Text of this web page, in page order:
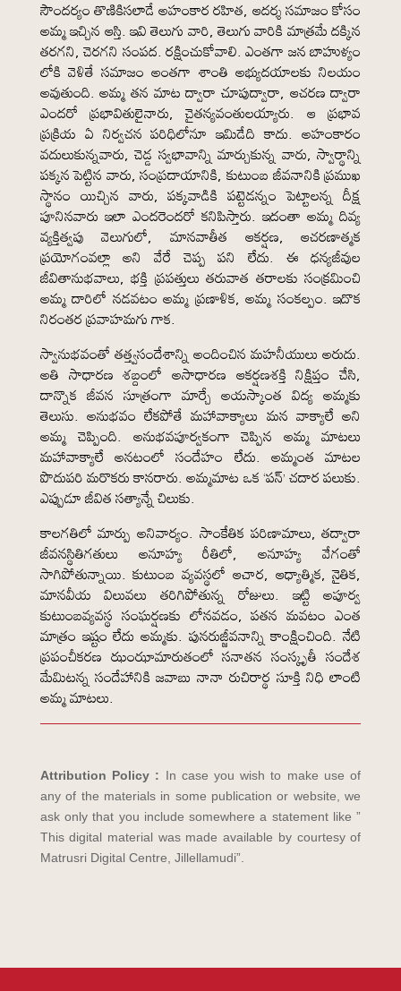
సౌందర్యం తొణికిసలాడే అహంకార రహిత, ఆదర్శ సమాజం కోసం
అమ్మ ఇచ్చిన ఆస్తి. ఇవి తెలుగు వారి, తెలుగు వారికి మాత్రమే దక్కిన
తరగని, చెరగని సంపద. రక్షించుకోవాలి. ఎంతగా జన బాహుళ్యం
లోకి వెళితే సమాజం అంతగా శాంతి అభ్యుదయాలకు నిలయం
అవుతుంది. అమ్మ తన మాట ద్వారా చూపుద్వారా, ఆచరణ ద్వారా
ఎందరో ప్రభావితులైనారు, చైతన్యవంతులయ్యారు. ఆ ప్రభావ
ప్రక్రియ ఏ నిర్వచన పరిధిలోనూ ఇమిడేది కాదు. అహంకారం
వదులుకున్నవారు, చెడ్డ స్వభావాన్ని మార్చుకున్న వారు, స్వార్థాన్ని
పక్కన పెట్టిన వారు, సంప్రదాయానికి, కుటుంబ జీవనానికి ప్రముఖ
స్థానం యిచ్చిన వారు, పక్కవాడికి పట్టెడన్నం పెట్టాలన్న దీక్ష
పూనినవారు ఇలా ఎందరెందరో కనిపిస్తారు. ఇదంతా అమ్మ దివ్య
వ్యక్తిత్వపు వెలుగులో, మానవాతీత ఆకర్షణ, ఆచరణాత్మక
ప్రయోగంవల్లా అని వేరే చెప్ప పని లేదు. ఈ ధన్యజీవుల
జీవితానుభవాలు, భక్తి ప్రపత్తులు తరువాత తరాలకు సంక్రమించి
అమ్మ దారిలో నడవటం అమ్మ ప్రణాళిక, అమ్మ సంకల్పం. ఇదొక
నిరంతర ప్రవాహమగు గాక.
స్వానుభవంతో తత్త్వసందేశాన్ని అందించిన మహనీయులు అరుదు.
అతి సాధారణ శబ్దంలో అసాధారణ ఆకర్షణశక్తి నిక్షిప్తం చేసి,
దాన్నొక జీవన సూత్రంగా మార్చే అయస్కాంత విద్య అమ్మకు
తెలుసు. అనుభవం లేకపోతే మహావాక్యాలు మన వాక్యాలే అని
అమ్మ చెప్పింది. అనుభవపూర్వకంగా చెప్పిన అమ్మ మాటలు
మహావాక్యాలే అనటంలో సందేహం లేదు. అమ్మంత మాటల
పొదుపరి మరొకరు కానరారు. అమ్మమాట ఒక ‘పన్’ చదార పలుకు.
ఎప్పుడూ జీవిత సత్యాన్నే చిలుకు.
కాలగతిలో మార్పు అనివార్యం. సాంకేతిక పరిణామాలు, తద్వారా
జీవనస్థితిగతులు అనూహ్య రీతిలో, అనూహ్య వేగంతో
సాగిపోతున్నాయి. కుటుంబ వ్యవస్థలో ఆచార, ఆధ్యాత్మిక, నైతిక,
మానవీయ విలువలు తరిగిపోతున్న రోజులు. ఇట్టి అపూర్వ
కుటుంబవ్యవస్థ సంఘర్షణకు లోనవడం, పతన మవటం ఎంత
మాత్రం ఇష్టం లేదు అమ్మకు. పునరుజ్జీవనాన్ని కాంక్షించింది. నేటి
ప్రపంచీకరణ ఝంఝామారుతంలో సనాతన సంస్కృతీ సందేశ
మేమిటన్న సందేహానికి జవాబు నానా రుచిరార్థ సూక్తి నిధి లాంటి
అమ్మ మాటలు.
Attribution Policy : In case you wish to make use of
any of the materials in some publication or website, we
ask only that you include somewhere a statement like ”
This digital material was made available by courtesy of
Matrusri Digital Centre, Jillellamudi”.